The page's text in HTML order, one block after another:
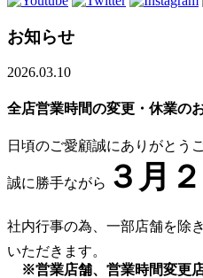
お知らせ
2026.03.10
全店営業時間の変更・休業の
日頃のご愛顧誠にありがとう
誠に勝手ながら ３月
社内行事の為、一部店舗を除き
いただきます。
※営業店舗、営業時間変更